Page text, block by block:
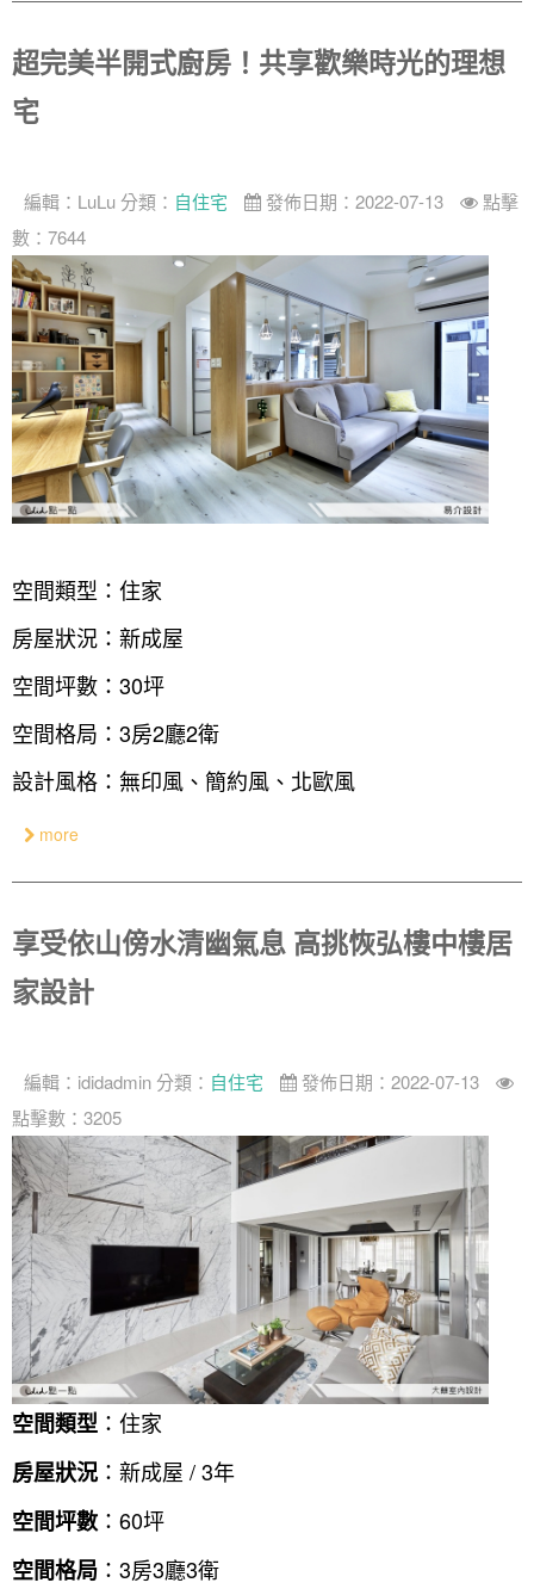
超完美半開式廚房！共享歡樂時光的理想
宅
編輯： LuLu 分類： 自住宅 發佈日期：2022-07-13
點擊
數：7644
空間類型：住家
房屋狀況：新成屋
空間坪數：30坪
空間格局：3房2廳2衛
設計風格：無印風、簡約風、北歐風
more
享受依山傍水清幽氣息 高挑恢弘樓中樓居
家設計
編輯： ididadmin 分類： 自住宅
發佈日期：2022-07-13
點擊數：3205
空間類型 ：住家
房屋狀況 ：新成屋 / 3年
空間坪數 ：60坪
空間格局 ：3房3廳3衛